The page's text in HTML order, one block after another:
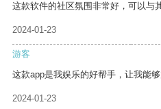
这款软件的社区氛围非常好，可以与
2024-01-23
游客
这款app是我娱乐的好帮手，让我能
2024-01-23